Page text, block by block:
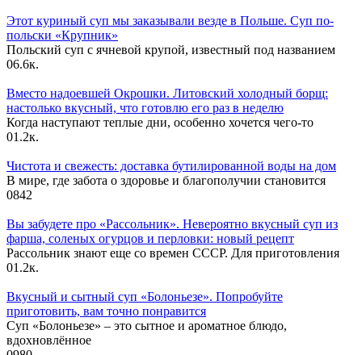
Этот куриный суп мы заказывали везде в Польше. Суп по-
польски «Крупник»
Польский суп с ячневой крупой, известный под названием
06.6к.
Вместо надоевшей Окрошки. Литовский холодный борщ:
настолько вкусный, что готовлю его раз в неделю
Когда наступают теплые дни, особенно хочется чего-то
01.2к.
Чистота и свежесть: доставка бутилированной воды на дом
В мире, где забота о здоровье и благополучии становится
0842
Вы забудете про «Рассольник». Невероятно вкусный суп из
фарша, соленых огурцов и перловки: новый рецепт
Рассольник знают еще со времен СССР. Для приготовления
01.2к.
Вкусный и сытный cуп «Болоньезе». Попробуйте
приготовить, вам точно понравится
Суп «Болоньезе» – это сытное и ароматное блюдо,
вдохновлённое